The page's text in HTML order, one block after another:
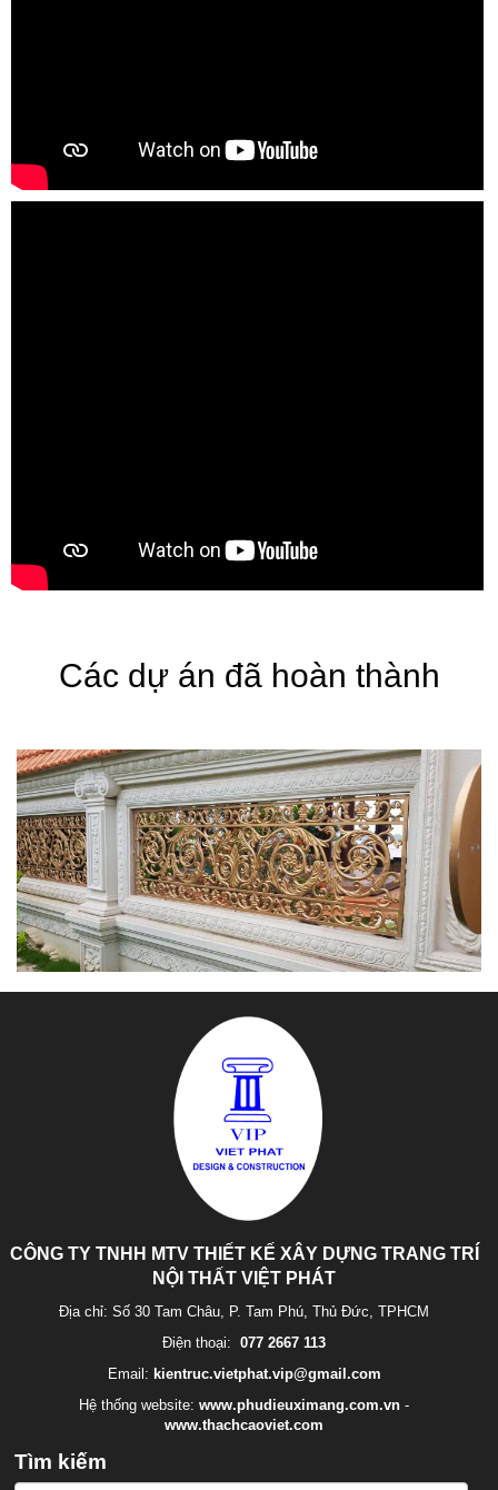
Các dự án đã hoàn thành
CÔNG TY TNHH MTV THIẾT KẾ XÂY DỰNG TRANG TRÍ
NỘI THẤT VIỆT PHÁT
Địa chỉ: Số 30 Tam Châu, P. Tam Phú, Thủ Đức, TPHCM
Điện thoại:077 2667 113
Email: kientruc.vietphat.vip@gmail.com
Hệ thống website:www.phudieuximang.com.vn -
www.thachcaoviet.com
Tìm kiếm